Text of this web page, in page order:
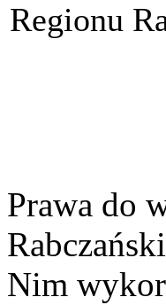
Regionu
Prawa do
Nim